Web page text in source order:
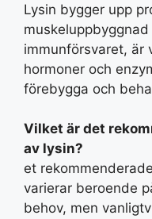
Lysin bygger upp
immunförsvaret, är
hormoner och
förebygga och
Vilket är det
av lysin?
et
varierar beroende
behov, men